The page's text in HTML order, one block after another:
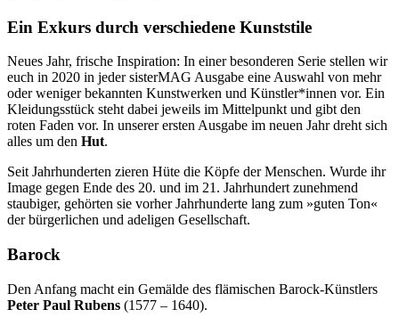
Ein Exkurs durch verschiedene Kunststile
Neues Jahr, frische Inspiration: In einer besonderen Serie stellen wir
euch in 2020 in jeder sisterMAG Ausgabe eine Auswahl von mehr
oder weniger bekannten Kunstwerken und Künstler*innen vor. Ein
Kleidungsstück steht dabei jeweils im Mittelpunkt und gibt den
roten Faden vor. In unserer ersten Ausgabe im neuen Jahr dreht sich
alles um den Hut.
Seit Jahrhunderten zieren Hüte die Köpfe der Menschen. Wurde ihr
Image gegen Ende des 20. und im 21. Jahrhundert zunehmend
staubiger, gehörten sie vorher Jahrhunderte lang zum »guten Ton«
der bürgerlichen und adeligen Gesellschaft.
Barock
Den Anfang macht ein Gemälde des flämischen Barock-Künstlers
Peter Paul Rubens (1577 – 1640).